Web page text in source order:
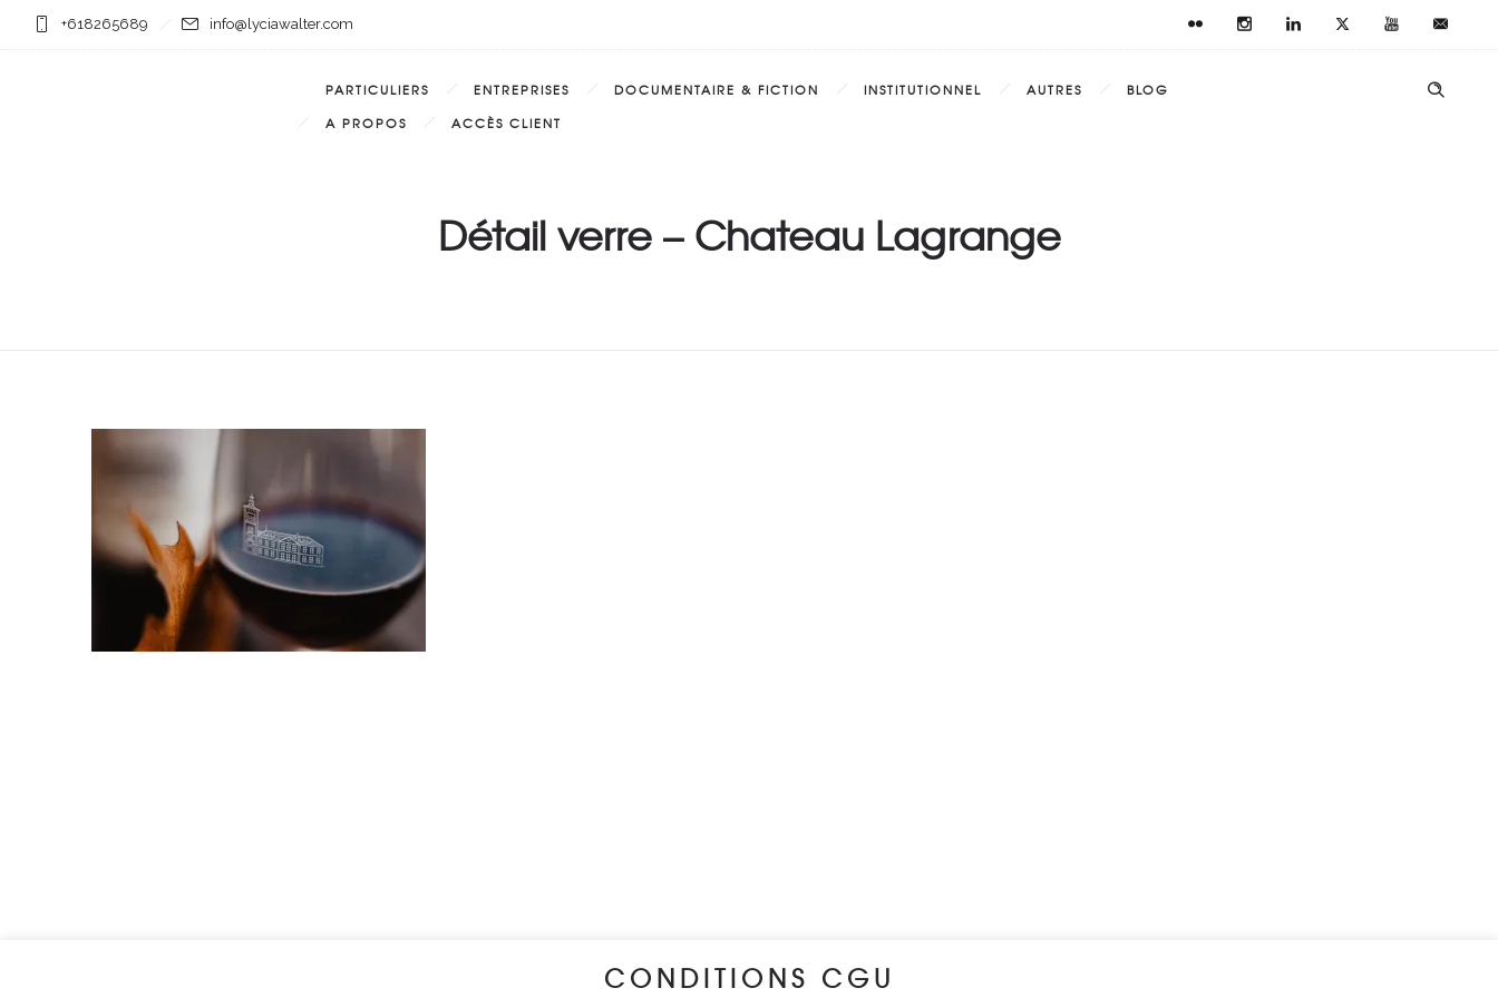
+618265689 info@lyciawalter.com
PARTICULIERS ENTREPRISES DOCUMENTAIRE & FICTION INSTITUTIONNEL AUTRES
BLOG
A PROPOS
ACCÈS CLIENT
Détail verre – Chateau Lagrange
CONDITIONS CGU